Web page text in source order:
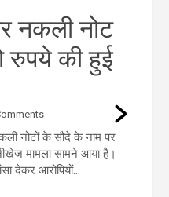
नकली नोट
रुपये की हुई
नोटों के सौदे के नाम पर
मामला सामने आया है।
देकर आरोपियों...